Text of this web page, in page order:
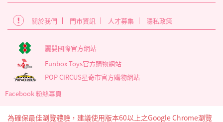
關於我們 門市資訊 人才募集 隱私政策
麗嬰國際官方網站
Funbox Toys官方購物網站
POP CIRCUS星奇市官方購物網站
Facebook 粉絲專頁
為確保最佳瀏覽體驗，建議使用版本60以上之Google Chrome瀏覽